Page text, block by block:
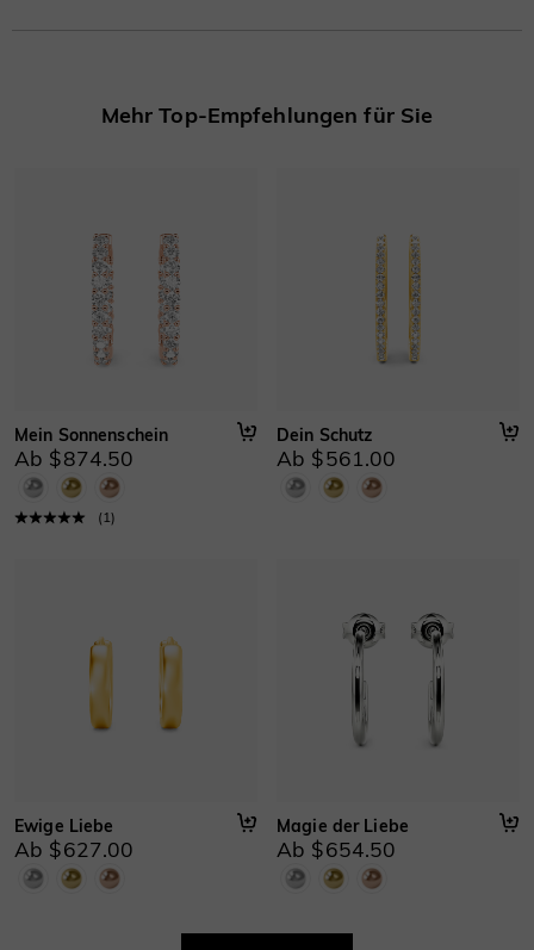
Mehr Top-Empfehlungen für Sie
Mein Sonnenschein
Ab $874.50
( 1)
Dein Schutz
Ab $561.00
Ewige Liebe
Ab $627.00
Magie der Liebe
Ab $654.50